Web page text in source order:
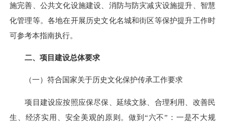
施完善、公共文化设施建设、消防与防灾减灾设施提升、智慧
化管理等。各地在开展历史文化名城和街区等保护提升工作时
可参考本指南执行。
二、项目建设总体要求
（一）符合国家关于历史文化保护传承工作要求
项目建设应按照应保尽保、延续文脉、合理利用、改善民
生、经济实用、安全美观的原则。做到 “六不”：一是不大规